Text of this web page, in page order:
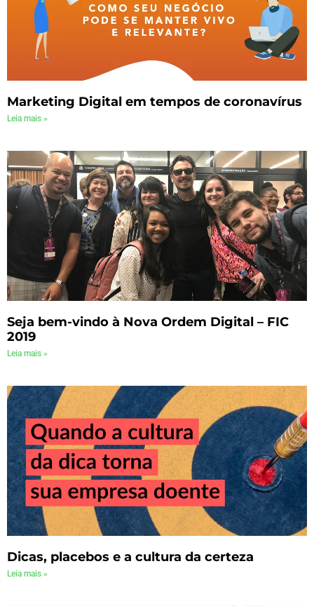
Marketing Digital em tempos de coronavírus
Leia mais »
Seja bem-vindo à Nova Ordem Digital – FIC
2019
Leia mais »
Dicas, placebos e a cultura da certeza
Leia mais »